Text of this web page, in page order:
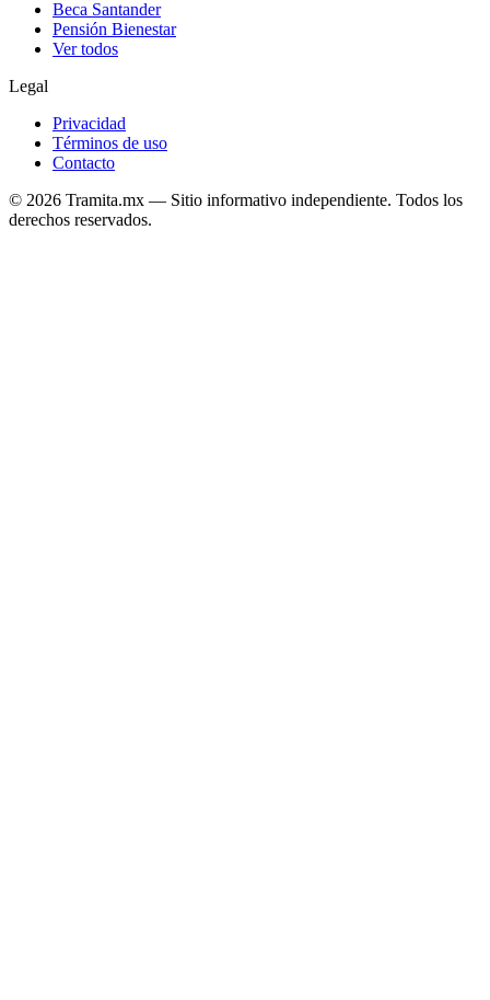
Beca Santander
Pensión Bienestar
Ver todos
Legal
Privacidad
Términos de uso
Contacto
© 2026 Tramita.mx — Sitio informativo independiente. Todos los
derechos reservados.